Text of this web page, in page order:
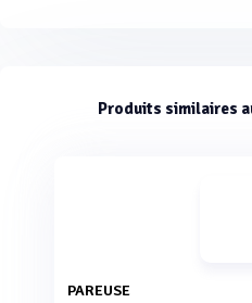
Produits similaires
PAREUSE